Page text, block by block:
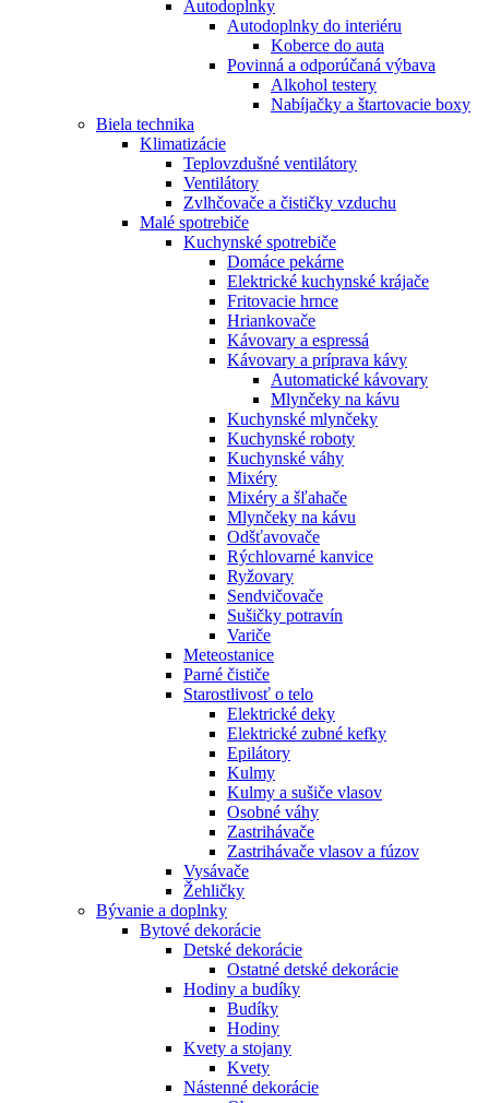
Autodoplnky
Autodoplnky do interiéru
Koberce do auta
Povinná a odporúčaná výbava
Alkohol testery
Nabíjačky a štartovacie boxy
Biela technika
Klimatizácie
Teplovzdušné ventilátory
Ventilátory
Zvlhčovače a čističky vzduchu
Malé spotrebiče
Kuchynské spotrebiče
Domáce pekárne
Elektrické kuchynské krájače
Fritovacie hrnce
Hriankovače
Kávovary a espressá
Kávovary a príprava kávy
Automatické kávovary
Mlynčeky na kávu
Kuchynské mlynčeky
Kuchynské roboty
Kuchynské váhy
Mixéry
Mixéry a šľahače
Mlynčeky na kávu
Odšťavovače
Rýchlovarné kanvice
Ryžovary
Sendvičovače
Sušičky potravín
Variče
Meteostanice
Parné čističe
Starostlivosť o telo
Elektrické deky
Elektrické zubné kefky
Epilátory
Kulmy
Kulmy a sušiče vlasov
Osobné váhy
Zastrihávače
Zastrihávače vlasov a fúzov
Vysávače
Žehličky
Bývanie a doplnky
Bytové dekorácie
Detské dekorácie
Ostatné detské dekorácie
Hodiny a budíky
Budíky
Hodiny
Kvety a stojany
Kvety
Nástenné dekorácie